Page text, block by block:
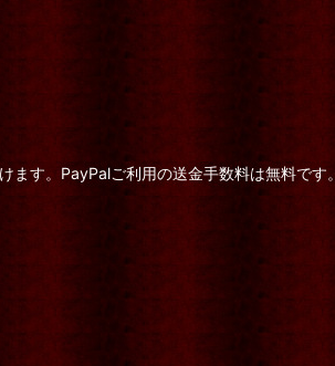
す。PayPalご利用の送金手数料は無料です。